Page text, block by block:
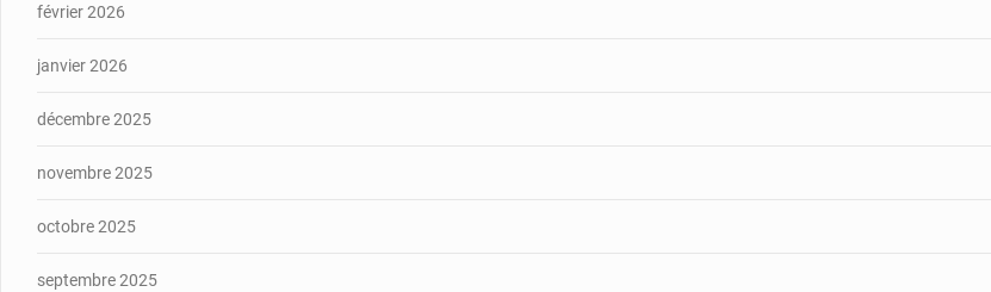
février 2026
janvier 2026
décembre 2025
novembre 2025
octobre 2025
septembre 2025